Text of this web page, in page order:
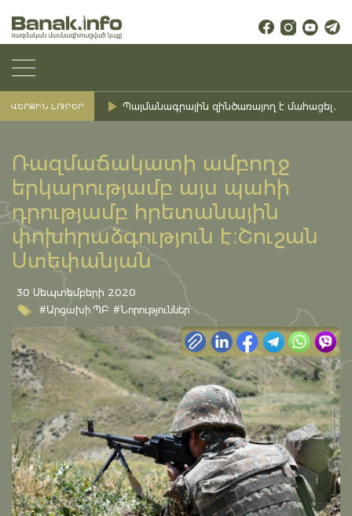
ՎԵՐՋԻՆ ԼՈՒՐԵՐ Պայմանագրային զինծառայող է մահացել․
Ռազմաճակատի ամբողջ
երկարությամբ այս պահի
դրությամբ հրետանային
փոխհրաձգություն է։Շուշան
Ստեփանյան
30 Սեպտեմբերի 2020
#Արցախի ՊԲ #Նորություններ